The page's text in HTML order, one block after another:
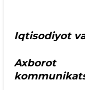
Iqtisodiyot